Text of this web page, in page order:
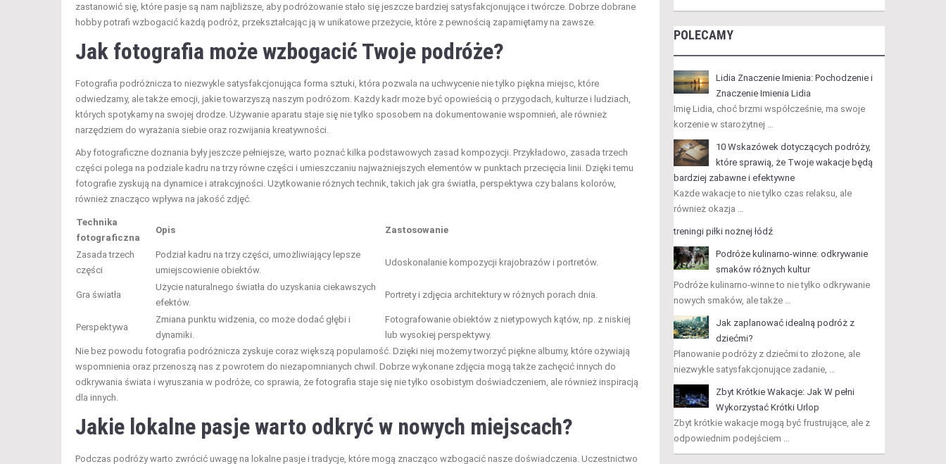
zastanowić się, które pasje są nam najbliższe, aby podróżowanie stało się jeszcze bardziej satysfakcjonujące i twórcze. Dobrze dobrane
hobby potrafi wzbogacić każdą podróż, przekształcając ją w unikatowe przeżycie, które z pewnością zapamiętamy na zawsze.
Jak fotografia może wzbogacić Twoje podróże?
Fotografia podróżnicza to niezwykle satysfakcjonująca forma sztuki, która pozwala na uchwycenie nie tylko piękna miejsc, które
odwiedzamy, ale także emocji, jakie towarzyszą naszym podróżom. Każdy kadr może być opowieścią o przygodach, kulturze i ludziach,
których spotykamy na swojej drodze. Używanie aparatu staje się nie tylko sposobem na dokumentowanie wspomnień, ale również
narzędziem do wyrażania siebie oraz rozwijania kreatywności.
Aby fotograficzne doznania były jeszcze pełniejsze, warto poznać kilka podstawowych zasad kompozycji. Przykładowo, zasada trzech
części polega na podziale kadru na trzy równe części i umieszczaniu najważniejszych elementów w punktach przecięcia linii. Dzięki temu
fotografie zyskują na dynamice i atrakcyjności. Użytkowanie różnych technik, takich jak gra światła, perspektywa czy balans kolorów,
również znacząco wpływa na jakość zdjęć.
Technika
fotograficzna
Opis Zastosowanie
Zasada trzech
części
Podział kadru na trzy części, umożliwiający lepsze
umiejscowienie obiektów.
Udoskonalanie kompozycji krajobrazów i portretów.
Gra światła
Użycie naturalnego światła do uzyskania ciekawszych
efektów.
Portrety i zdjęcia architektury w różnych porach dnia.
Perspektywa
Zmiana punktu widzenia, co może dodać głębi i
dynamiki.
Fotografowanie obiektów z nietypowych kątów, np. z niskiej
lub wysokiej perspektywy.
Nie bez powodu fotografia podróżnicza zyskuje coraz większą popularność. Dzięki niej możemy tworzyć piękne albumy, które ożywiają
wspomnienia oraz przenoszą nas z powrotem do niezapomnianych chwil. Dobrze wykonane zdjęcia mogą także zachęcić innych do
odkrywania świata i wyruszania w podróże, co sprawia, że fotografia staje się nie tylko osobistym doświadczeniem, ale również inspiracją
dla innych.
Jakie lokalne pasje warto odkryć w nowych miejscach?
Podczas podróży warto zwrócić uwagę na lokalne pasje i tradycje, które mogą znacząco wzbogacić nasze doświadczenia. Uczestnictwo
POLECAMY
Lidia Znaczenie Imienia: Pochodzenie i
Znaczenie Imienia Lidia
Imię Lidia, choć brzmi współcześnie, ma swoje
korzenie w starożytnej …
10 Wskazówek dotyczących podróży,
które sprawią, że Twoje wakacje będą
bardziej zabawne i efektywne
Każde wakacje to nie tylko czas relaksu, ale
również okazja …
treningi piłki nożnej łódź
Podróże kulinarno-winne: odkrywanie
smaków różnych kultur
Podróże kulinarno-winne to nie tylko odkrywanie
nowych smaków, ale także …
Jak zaplanować idealną podróż z
dziećmi?
Planowanie podróży z dziećmi to złożone, ale
niezwykle satysfakcjonujące zadanie, …
Zbyt Krótkie Wakacje: Jak W pełni
Wykorzystać Krótki Urlop
Zbyt krótkie wakacje mogą być frustrujące, ale z
odpowiednim podejściem …